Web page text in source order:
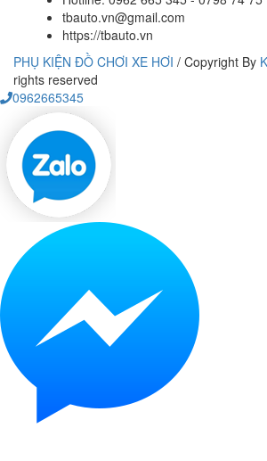
tbauto.vn@gmail.com
https://tbauto.vn
PHỤ KIỆN ĐỒ CHƠI XE HƠI / Copyright By
rights reserved
0962665345